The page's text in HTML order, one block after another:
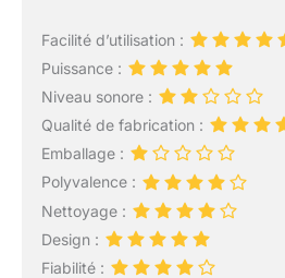
Facilité d’utilisation :
Puissance :
Niveau sonore :
Qualité de fabrication :
Emballage :
Polyvalence :
Nettoyage :
Design :
Fiabilité :